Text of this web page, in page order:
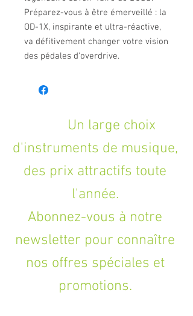
Préparez-vous à être émerveillé : la
OD-1X, inspirante et ultra-réactive,
va défitivement changer votre vision
des pédales d'overdrive.
Un large choix
d'instruments de musique,
des prix attractifs toute
l'année.
Abonnez-vous à notre
newsletter pour connaître
nos offres spéciales et
promotions.